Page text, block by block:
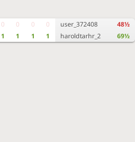
0
1
0
1
0
1
0
1
user_372408
haroldtarhr_2
48½
69½